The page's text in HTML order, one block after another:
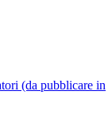
(da pubblicare in